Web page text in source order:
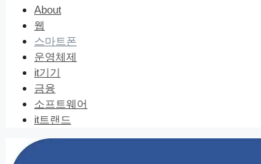
About
웹
스마트폰
운영체제
it기기
금융
소프트웨어
it트랜드